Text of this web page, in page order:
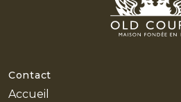
Contact
Accueil